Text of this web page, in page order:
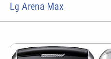
Lg Arena Max